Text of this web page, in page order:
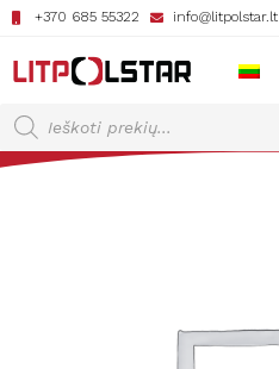
+370 685 55322 info@litpolstar.lt